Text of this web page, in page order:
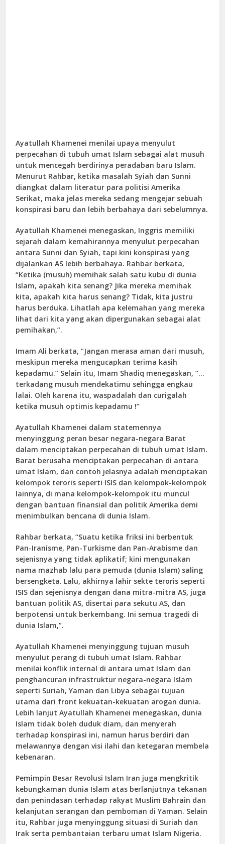
Ayatullah Khamenei menilai upaya menyulut
perpecahan di tubuh umat Islam sebagai alat musuh
untuk mencegah berdirinya peradaban baru Islam.
Menurut Rahbar, ketika masalah Syiah dan Sunni
diangkat dalam literatur para politisi Amerika
Serikat, maka jelas mereka sedang mengejar sebuah
konspirasi baru dan lebih berbahaya dari sebelumnya.
Ayatullah Khamenei menegaskan, Inggris memiliki
sejarah dalam kemahirannya menyulut perpecahan
antara Sunni dan Syiah, tapi kini konspirasi yang
dijalankan AS lebih berbahaya. Rahbar berkata,
“Ketika (musuh) memihak salah satu kubu di dunia
Islam, apakah kita senang? Jika mereka memihak
kita, apakah kita harus senang? Tidak, kita justru
harus berduka. Lihatlah apa kelemahan yang mereka
lihat dari kita yang akan dipergunakan sebagai alat
pemihakan,”.
Imam Ali berkata, “Jangan merasa aman dari musuh,
meskipun mereka mengucapkan terima kasih
kepadamu.” Selain itu, Imam Shadiq menegaskan, “…
terkadang musuh mendekatimu sehingga engkau
lalai. Oleh karena itu, waspadalah dan curigalah
ketika musuh optimis kepadamu !”
Ayatullah Khamenei dalam statemennya
menyinggung peran besar negara-negara Barat
dalam menciptakan perpecahan di tubuh umat Islam.
Barat berusaha menciptakan perpecahan di antara
umat Islam, dan contoh jelasnya adalah menciptakan
kelompok teroris seperti ISIS dan kelompok-kelompok
lainnya, di mana kelompok-kelompok itu muncul
dengan bantuan finansial dan politik Amerika demi
menimbulkan bencana di dunia Islam.
Rahbar berkata, “Suatu ketika friksi ini berbentuk
Pan-Iranisme, Pan-Turkisme dan Pan-Arabisme dan
sejenisnya yang tidak aplikatif; kini mengunakan
nama mazhab lalu para pemuda (dunia Islam) saling
bersengketa. Lalu, akhirnya lahir sekte teroris seperti
ISIS dan sejenisnya dengan dana mitra-mitra AS, juga
bantuan politik AS, disertai para sekutu AS, dan
berpotensi untuk berkembang. Ini semua tragedi di
dunia Islam,”.
Ayatullah Khamenei menyinggung tujuan musuh
menyulut perang di tubuh umat Islam. Rahbar
menilai konflik internal di antara umat Islam dan
penghancuran infrastruktur negara-negara Islam
seperti Suriah, Yaman dan Libya sebagai tujuan
utama dari front kekuatan-kekuatan arogan dunia.
Lebih lanjut Ayatullah Khamenei menegaskan, dunia
Islam tidak boleh duduk diam, dan menyerah
terhadap konspirasi ini, namun harus berdiri dan
melawannya dengan visi ilahi dan ketegaran membela
kebenaran.
Pemimpin Besar Revolusi Islam Iran juga mengkritik
kebungkaman dunia Islam atas berlanjutnya tekanan
dan penindasan terhadap rakyat Muslim Bahrain dan
kelanjutan serangan dan pemboman di Yaman. Selain
itu, Rahbar juga menyinggung situasi di Suriah dan
Irak serta pembantaian terbaru umat Islam Nigeria.